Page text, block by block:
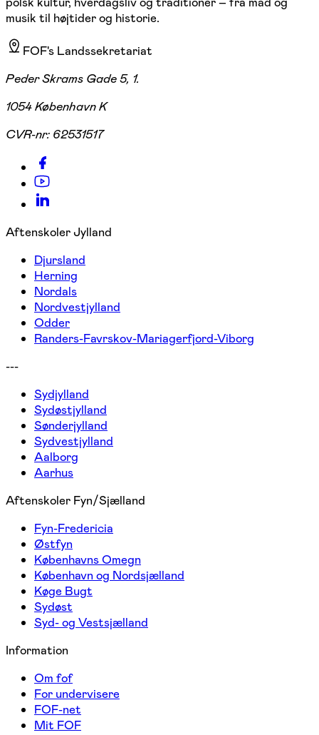
musik til højtider og historie.
FOF's Landssekretariat
Peder Skrams Gade 5, 1.
1054 København K
CVR-nr: 62531517
Aftenskoler Jylland
Djursland
Herning
Nordals
Nordvestjylland
Odder
Randers-Favrskov-Mariagerfjord-Viborg
---
Sydjylland
Sydøstjylland
Sønderjylland
Sydvestjylland
Aalborg
Aarhus
Aftenskoler Fyn/Sjælland
Fyn-Fredericia
Østfyn
Københavns Omegn
København og Nordsjælland
Køge Bugt
Sydøst
Syd- og Vestsjælland
Information
Om fof
For undervisere
FOF-net
Mit FOF